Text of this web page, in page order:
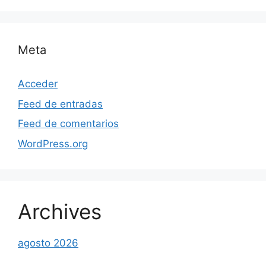
Meta
Acceder
Feed de entradas
Feed de comentarios
WordPress.org
Archives
agosto 2026